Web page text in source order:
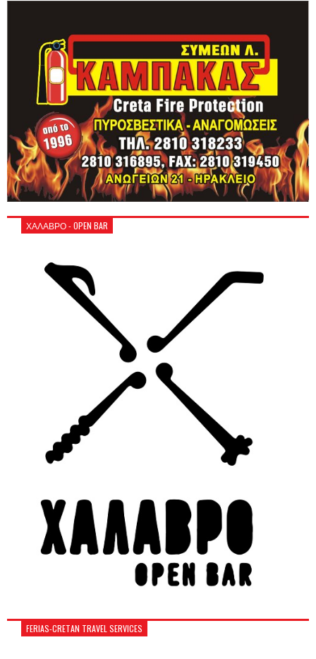
ΧΑΛΑΒΡΟ - OPEN BAR
FERIAS-CRETAN TRAVEL SERVICES